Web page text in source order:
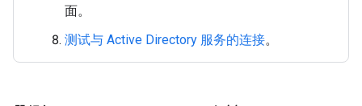
面。
测试与 Active Directory 服务的连接。